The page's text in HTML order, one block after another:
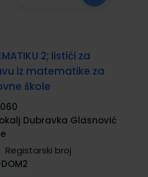
2; listići za
iz matematike za
škole
Dubravka Glasnović
Registarski broj